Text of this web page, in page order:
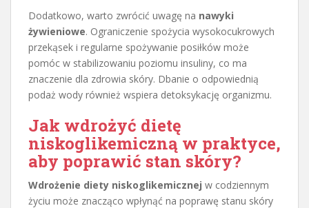
Dodatkowo, warto zwrócić uwagę na nawyki
żywieniowe. Ograniczenie spożycia wysokocukrowych
przekąsek i regularne spożywanie posiłków może
pomóc w stabilizowaniu poziomu insuliny, co ma
znaczenie dla zdrowia skóry. Dbanie o odpowiednią
podaż wody również wspiera detoksykację organizmu.
Jak wdrożyć dietę
niskoglikemiczną w praktyce,
aby poprawić stan skóry?
Wdrożenie diety niskoglikemicznej w codziennym
życiu może znacząco wpłynąć na poprawę stanu skóry